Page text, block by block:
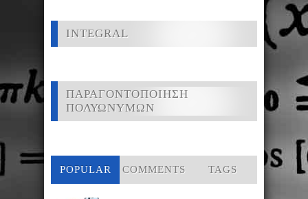
INTEGRAL
ΠΑΡΑΓΟΝΤΟΠΟΙΗΣΗ
ΠΟΛΥΩΝΥΜΩΝ
POPULAR COMMENTS TAGS